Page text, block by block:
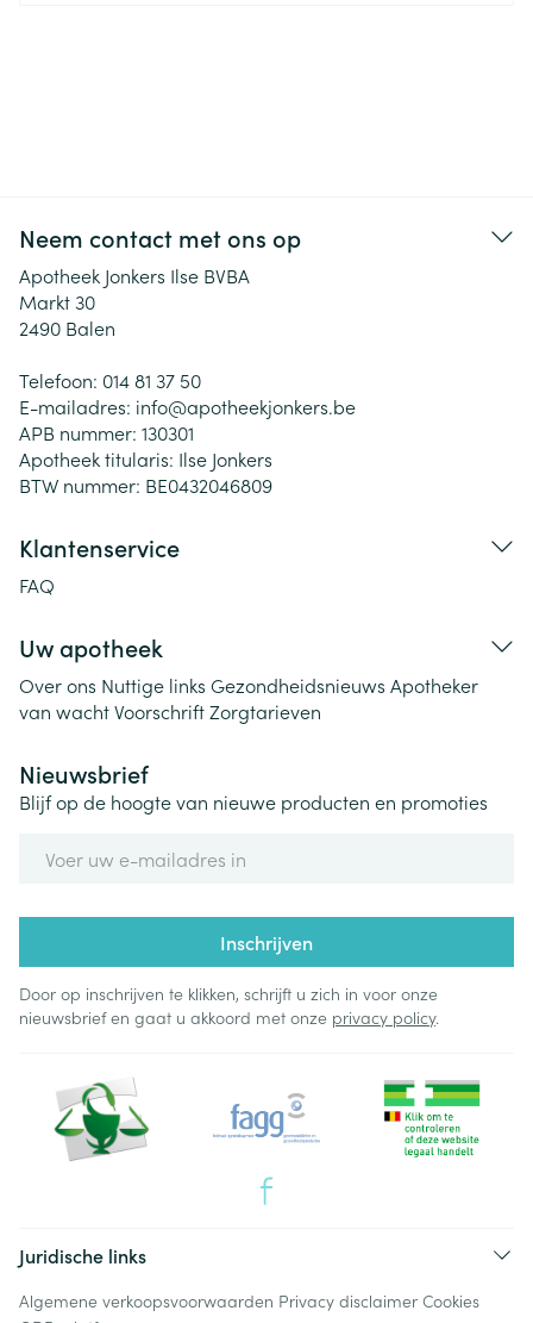
Neem contact met ons op
Apotheek Jonkers Ilse BVBA
Markt 30
2490 Balen
Telefoon: 014 81 37 50
E-mailadres: info@apotheekjonkers.be
APB nummer: 130301
Apotheek titularis: Ilse Jonkers
BTW nummer: BE0432046809
Klantenservice
FAQ
Uw apotheek
Over ons Nuttige links Gezondheidsnieuws Apotheker
van wachtVoorschriftZorgtarieven
Nieuwsbrief
Blijf op de hoogte van nieuwe producten en promoties
Inschrijven
Door op inschrijven te klikken, schrijft u zich in voor onze
nieuwsbrief en gaat u akkoord met onze privacy policy.
Juridische links
Algemene verkoopsvoorwaarden Privacy disclaimer Cookies